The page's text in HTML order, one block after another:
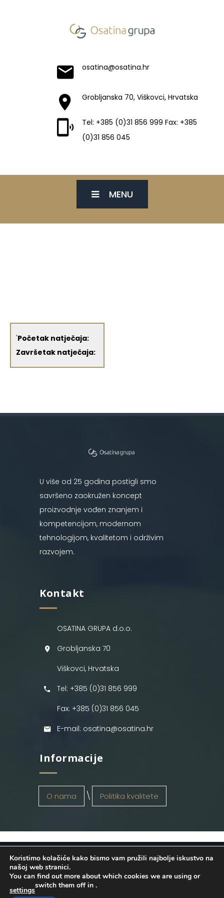
osatina@osatina.hr
Grobljanska 70, Viškovci, Hrvatska
Tel: +385 (0)31 856 999 Fax: +385
(0)31 856 045
MENU
'Početak natječaja:
Završetak natječaja:
U više od 25 godina postigli smo
savršeno zaokružen koncept
proizvodnje vođen znanjem i
kompetencijom, modernom
tehnologijom, kvalitetom i održivim
razvojem.
Kontakt
OSATINA GRUPA d.o.o.
Grobljanska 70
Viškovci, Hrvatska
Tel: +385 (0)31 856 999
Fax: +385 (0)31 856 045
E-mail: osatina@osatina.hr
Informacije
O nama Politika kvalitete
OSATINA GRUPA d.o.o. 2026
. Configured
byINFOS Osijek. Sva prava pridržana.
Koristimo kolačiće kako bismo vam pružili najbolje iskustvo na
našoj web stranici.
You can find out more about which cookies we are using or
switch them off in
settings
.